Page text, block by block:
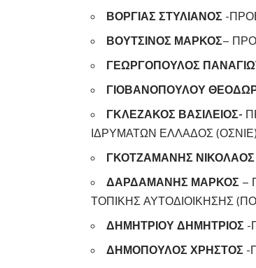
ΒΟΡΓΙΑΣ ΣΤΥΛΙΑΝΟΣ -
ΒΟΥΤΣΙΝΟΣ ΜΑΡΚΟΣ–
ΓΕΩΡΓΟΠΟΥΛΟΣ
ΓΙΟΒΑΝΟΠΟΥΛΟΥ
ΓΚΛΕΖΑΚΟΣ ΒΑΣΙΛΕΙΟΣ-
ΙΔΡΥΜΑΤΩΝ ΕΛΛΑΔΟΣ (ΟΣΝΙΕ)
ΓΚΟΤΖΑΜΑΝΗΣ ΝΙΚΟΛΑΟΣ
ΔΑΡΔΑΜΑΝΗΣ ΜΑΡΚΟΣ –
ΤΟΠΙΚΗΣ ΑΥΤΟΔΙΟΙΚΗΣΗΣ
ΔΗΜΗΤΡΙΟΥ ΔΗΜΗΤΡΙΟΣ -
ΔΗΜΟΠΟΥΛΟΣ ΧΡΗΣΤΟΣ -